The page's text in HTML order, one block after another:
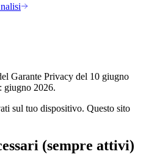
Garante Privacy del 10 giugno
giugno 2026.
sul tuo dispositivo. Questo sito
(sempre attivi)